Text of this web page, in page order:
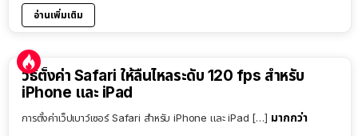
อ่านเพิ่มเติม
วิธีตั้งค่า Safari ให้ลื่นไหลระดับ 120 fps สำหรับ
iPhone และ iPad
การตั้งค่าเว็ปเบาว์เซอร์ Safari สำหรับ iPhone และ iPad […] มากกว่า